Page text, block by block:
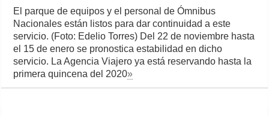
El parque de equipos y el personal de Ómnibus
Nacionales están listos para dar continuidad a este
servicio. (Foto: Edelio Torres) Del 22 de noviembre hasta
el 15 de enero se pronostica estabilidad en dicho
servicio. La Agencia Viajero ya está reservando hasta la
primera quincena del 2020»